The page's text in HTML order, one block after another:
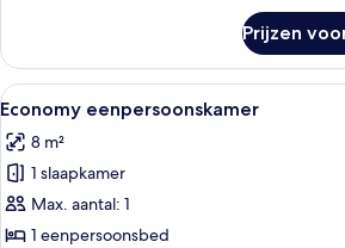
tweepersoonskamer,
tweepersoonsbed
Prijzen
Alle
foto's
voor
Economy
eenpersoonskamer
laden
Een
3
Economy eenpersoonskamer
8 m²
1 slaapkamer
Max. aantal: 1
1 eenpersoonsbed